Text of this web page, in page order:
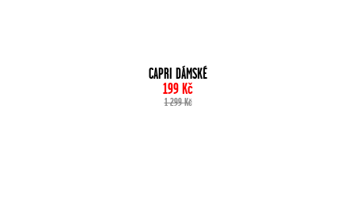
CAPRI DÁMSKÉ
199Kč
1 299Kč